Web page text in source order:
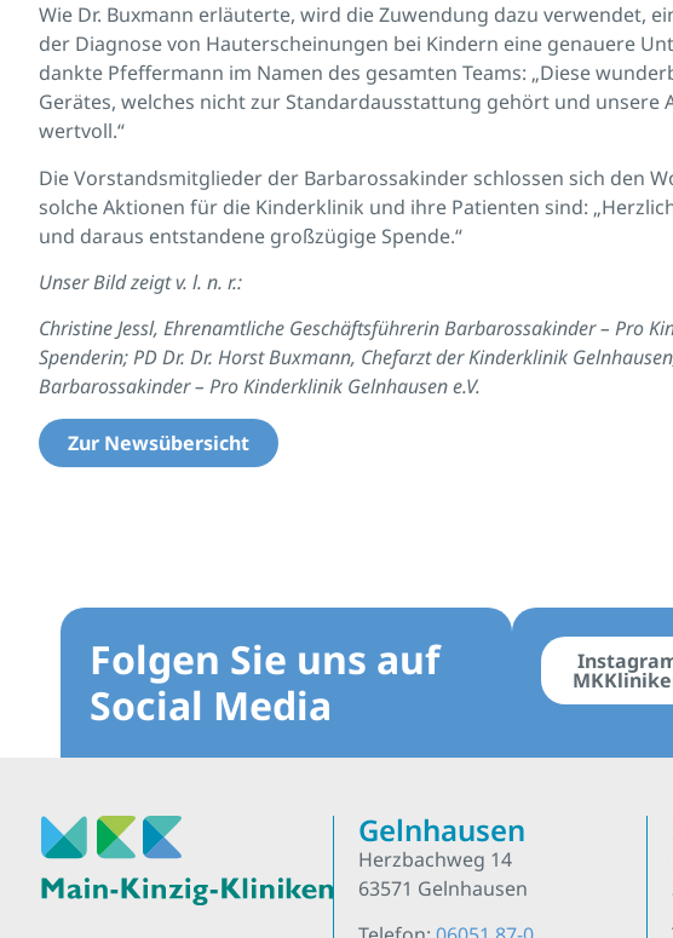
Wie Dr. Buxmann erläuterte, wird die Zuwendung dazu verwendet,
der Diagnose von Hauterscheinungen bei Kindern eine genauere
dankte Pfeffermann im Namen des gesamten Teams: „Diese
Gerätes, welches nicht zur Standardausstattung gehört und unsere
wertvoll.“
Die Vorstandsmitglieder der Barbarossakinder schlossen sich den
solche Aktionen für die Kinderklinik und ihre Patienten sind:
und daraus entstandene großzügige Spende.“
Unser Bild zeigt v. l. n. r.:
Christine Jessl, Ehrenamtliche Geschäftsführerin Barbarossakinder – Pro
Spenderin; PD Dr. Dr. Horst Buxmann, Chefarzt der Kinderklinik
Barbarossakinder – Pro Kinderklinik Gelnhausen e.V.
Zur Newsübersicht
Folgen Sie uns auf
Social Media
Gelnhausen
Herzbachweg 14
63571 Gelnhausen